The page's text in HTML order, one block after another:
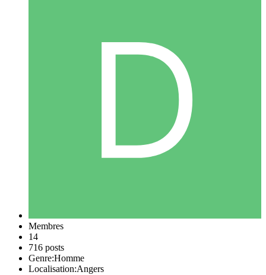
Membres
14
716 posts
Genre:Homme
Localisation:Angers